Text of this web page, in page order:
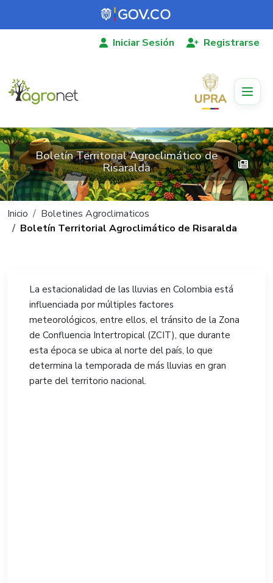
Pasar al contenido principal
Iniciar Sesión Registrarse
Boletín Territorial Agroclimático de
Risaralda
Ruta de navegación
Inicio
Boletines Agroclimaticos
Boletín Territorial Agroclimático de Risaralda
La estacionalidad de las lluvias en Colombia está
influenciada por múltiples factores
meteorológicos, entre ellos, el tránsito de la Zona
de Confluencia Intertropical (ZCIT), que durante
esta época se ubica al norte del país, lo que
determina la temporada de más lluvias en gran
parte del territorio nacional.